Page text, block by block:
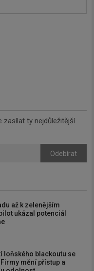
zasílat ty nejdůležitější
Odebírat
až k zelenějším
ukázal potenciál
loňského blackoutu se
mění přístup a